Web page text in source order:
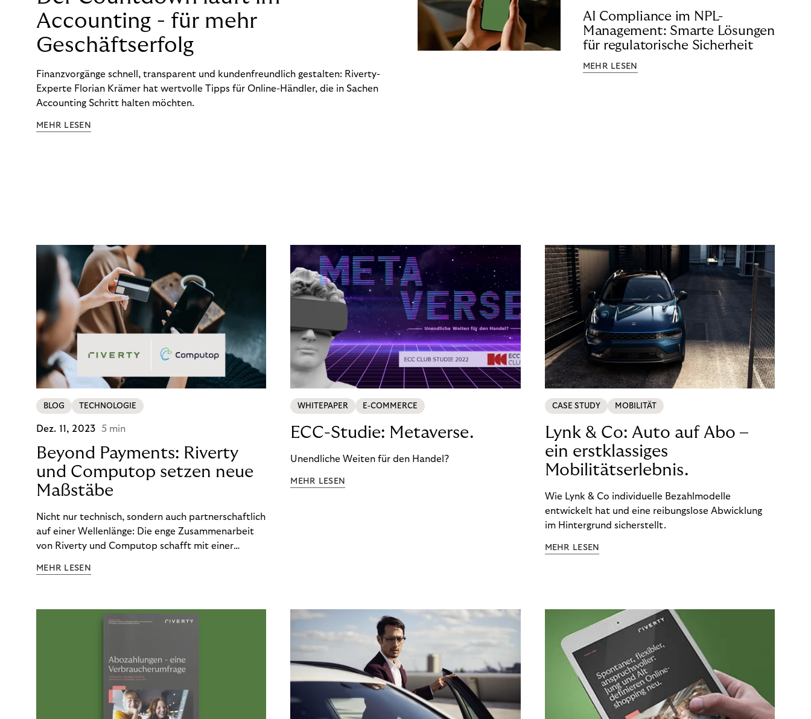
Accounting - für mehr
Geschäftserfolg
Finanzvorgänge schnell, transparent und kundenfreundlich gestalten: Riverty-
Experte Florian Krämer hat wertvolle Tipps für Online-Händler, die in Sachen
Accounting Schritt halten möchten.
MEHR LESEN
AI Compliance im NPL-
Management: Smarte Lösungen
für regulatorische Sicherheit
MEHR LESEN
BLOG TECHNOLOGIE
Dez. 11, 2023 5 min
Beyond Payments: Riverty
und Computop setzen neue
Maßstäbe
Nicht nur technisch, sondern auch partnerschaftlich
auf einer Wellenlänge: Die enge Zusammenarbeit
von Riverty und Computop schafft mit einer
Zahlungsabwicklung echte Mehrwerte für Händler.
MEHR LESEN
WHITEPAPER E-COMMERCE
ECC-Studie: Metaverse.
Unendliche Weiten für den Handel?
MEHR LESEN
CASE STUDY MOBILITÄT
Lynk & Co: Auto auf Abo –
ein erstklassiges
Mobilitätserlebnis.
Wie Lynk & Co individuelle Bezahlmodelle
entwickelt hat und eine reibungslose Abwicklung
im Hintergrund sicherstellt.
MEHR LESEN